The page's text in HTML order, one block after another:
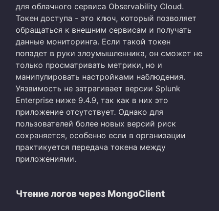
для облачного сервиса Observability Cloud.
Токен доступа - это ключ, который позволяет
обращаться к внешним сервисам и получать
данные мониторинга. Если такой токен
попадет в руки злоумышленника, он сможет не
только просматривать метрики, но и
манипулировать настройками наблюдения.
Уязвимость не затрагивает версии Splunk
Enterprise ниже 9.4.9, так как в них это
приложение отсутствует. Однако для
пользователей более новых версий риск
сохраняется, особенно если в организации
практикуется передача токена между
приложениями.
Чтение логов через MongoClient